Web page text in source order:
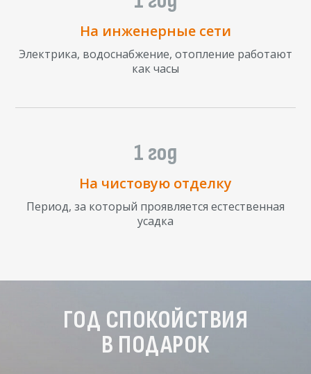
На инженерные сети
Электрика, водоснабжение, отопление работают
как часы
1 год
На чистовую отделку
Период, за который проявляется естественная
усадка
ГОД СПОКОЙСТВИЯ
В ПОДАРОК